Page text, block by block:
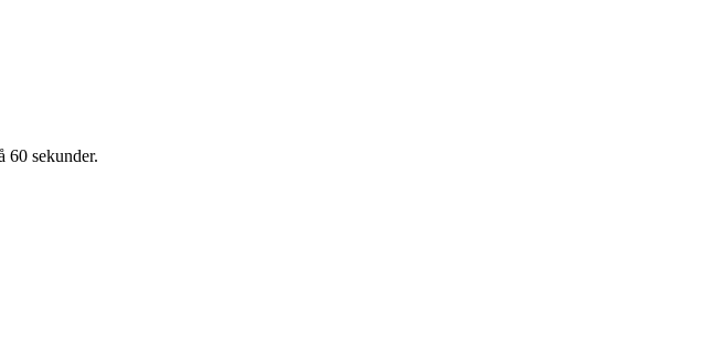
60 sekunder.